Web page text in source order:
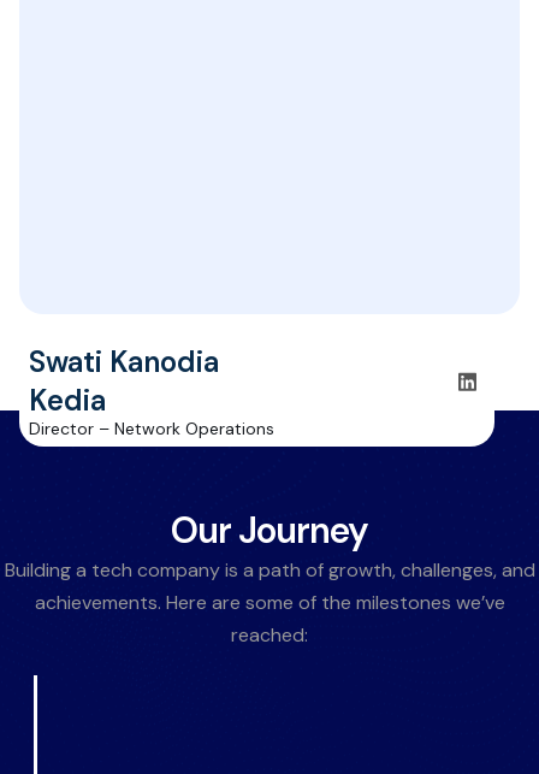
Swati Kanodia
Kedia
Director – Network Operations
Our Journey
Building a tech company is a path of growth, challenges, and
achievements. Here are some of the milestones we’ve
reached: